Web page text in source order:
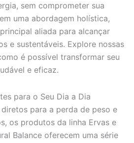
sem comprometer sua
uma abordagem holística,
aliada para alcançar
e sustentáveis. Explore nossas
é possível transformar seu
e eficaz.
para o Seu Dia a Dia
para a perda de peso e
os produtos da linha Ervas e
Balance oferecem uma série